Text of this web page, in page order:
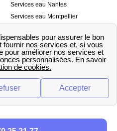
Services eau Nantes
Services eau Montpellier
Services eau Strasbourg
💧 Comparer les fournisseurs
d’eau